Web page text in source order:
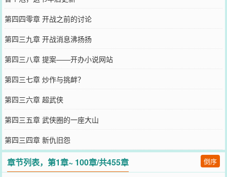
第四四零章 开战之前的讨论
第四三九章 开战消息沸扬扬
第四三八章 提案——开办小说网站
第四三七章 炒作与挑衅？
第四三六章 超武侠
第四三五章 武侠圈的一座大山
第四三四章 新仇旧怨
章节列表，第1章~ 100章/共455章 倒序